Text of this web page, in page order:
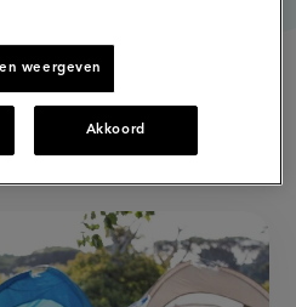
artikelen
weergeven
Akkoord